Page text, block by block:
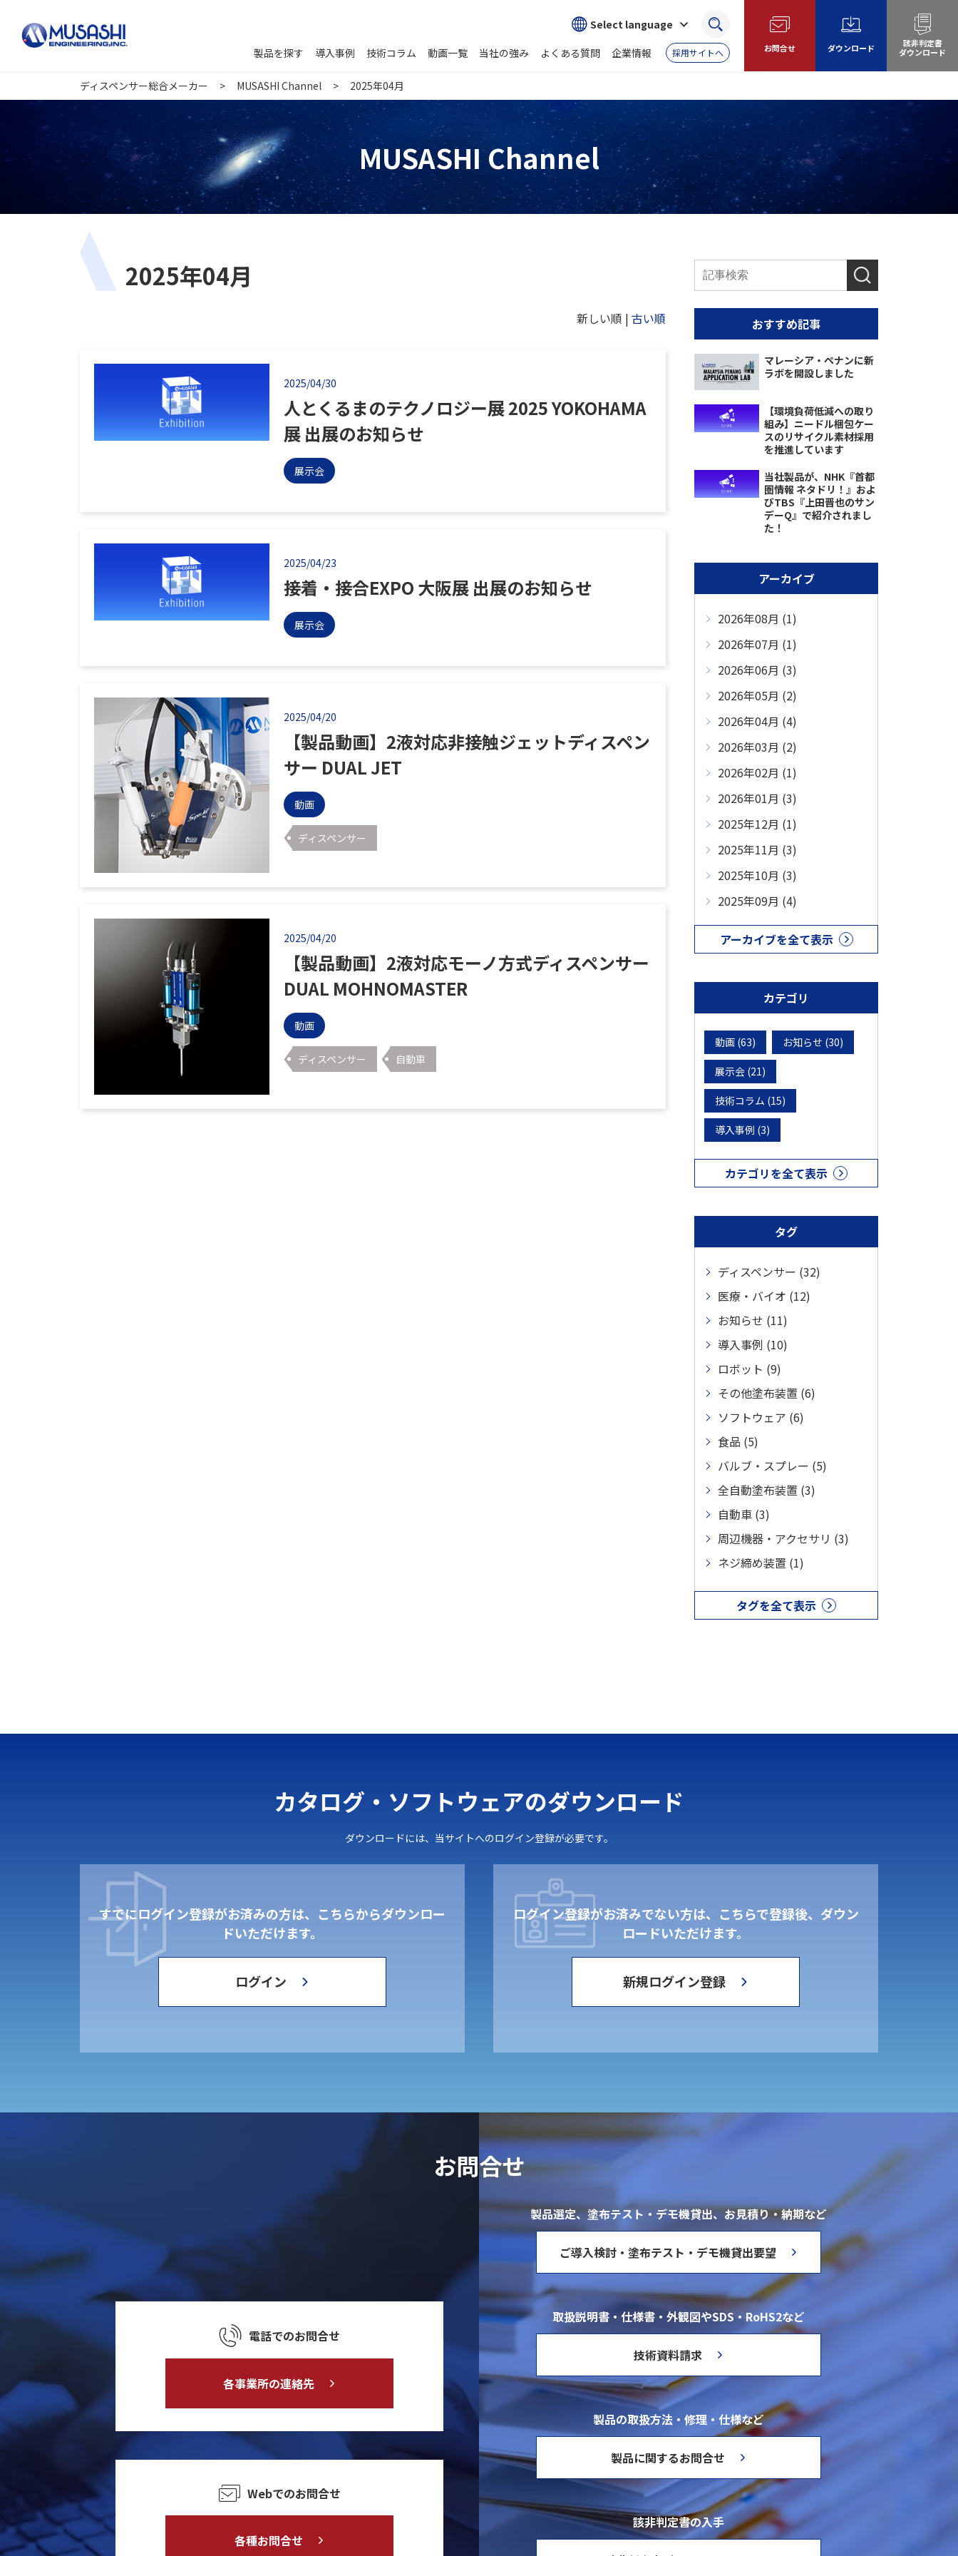
Select language 検索
製品を探す 導入事例 技術コラム 動画一覧 当社の強み よくある質問 企業情報 採用サイトへ お問合せ ダウンロード
該非判定書
ダウンロード
ディスペンサー総合メーカー MUSASHI Channel 2025年04月
MUSASHI Channel
2025年04月
新しい順 |古い順
2025/04/30
人とくるまのテクノロジー展 2025 YOKOHAMA
展 出展のお知らせ
展示会
2025/04/23
接着・接合EXPO 大阪展 出展のお知らせ
展示会
2025/04/20
【製品動画】2液対応非接触ジェットディスペン
サー DUAL JET
動画
ディスペンサー
2025/04/20
【製品動画】2液対応モーノ方式ディスペンサー
DUAL MOHNOMASTER
動画
ディスペンサー 自動車
おすすめ記事
マレーシア・ペナンに新
ラボを開設しました
【環境負荷低減への取り
組み】ニードル梱包ケー
スのリサイクル素材採用
を推進しています
当社製品が、NHK『首都
圏情報 ネタドリ！』およ
びTBS『上田晋也のサン
デーQ』で紹介されまし
た！
アーカイブ
2026年08月 (1)
2026年07月 (1)
2026年06月 (3)
2026年05月 (2)
2026年04月 (4)
2026年03月 (2)
2026年02月 (1)
2026年01月 (3)
2025年12月 (1)
2025年11月 (3)
2025年10月 (3)
2025年09月 (4)
アーカイブを全て表示
カテゴリ
動画 (63) お知らせ (30)
展示会 (21)
技術コラム (15)
導入事例 (3)
カテゴリを全て表示
タグ
ディスペンサー (32)
医療・バイオ (12)
お知らせ (11)
導入事例 (10)
ロボット (9)
その他塗布装置 (6)
ソフトウェア (6)
食品 (5)
バルブ・スプレー (5)
全自動塗布装置 (3)
自動車 (3)
周辺機器・アクセサリ (3)
ネジ締め装置 (1)
タグを全て表示
カタログ・ソフトウェアのダウンロード
ダウンロードには、当サイトへのログイン登録が必要です。
すでにログイン登録がお済みの方は、こちらからダウンロー
ドいただけます。
ログイン
ログイン登録がお済みでない方は、こちらで登録後、ダウン
ロードいただけます。
新規ログイン登録
お問合せ
電話でのお問合せ
各事業所の連絡先
Webでのお問合せ
各種お問合せ
製品選定、塗布テスト・デモ機貸出、お見積り・納期など
ご導入検討・塗布テスト・デモ機貸出要望
取扱説明書・仕様書・外観図やSDS・RoHS2など
技術資料請求
製品の取扱方法・修理・仕様など
製品に関するお問合せ
該非判定書の入手